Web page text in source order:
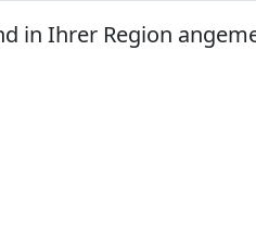
in Ihrer Region